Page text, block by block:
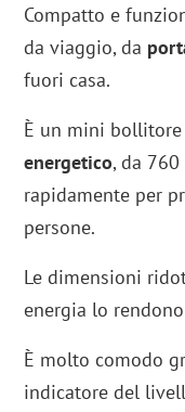
Compatto e
da viaggio, da
fuori casa.
È un mini
energetico, da 760
rapidamente per
persone.
Le dimensioni
energia lo rendono
È molto comodo
indicatore del